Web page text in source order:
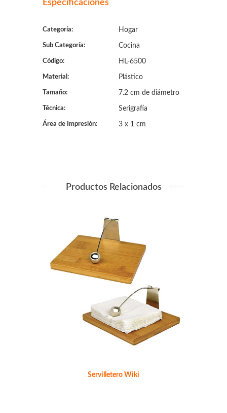
Especificaciones
Categoría: Hogar
Sub Categoría: Cocina
Código: HL-6500
Material: Plástico
Tamaño: 7.2 cm de diámetro
Técnica: Serigrafía
Área de Impresión: 3 x 1 cm
Productos Relacionados
Servilletero Wiki